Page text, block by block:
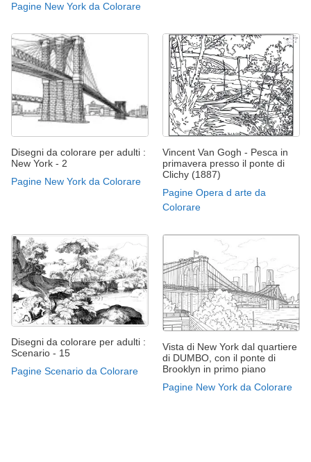
Pagine New York da Colorare
Disegni da colorare per adulti :
New York - 2
Pagine New York da Colorare
Vincent Van Gogh - Pesca in
primavera presso il ponte di
Clichy (1887)
Pagine Opera d arte da
Colorare
Disegni da colorare per adulti :
Scenario - 15
Pagine Scenario da Colorare
Vista di New York dal quartiere
di DUMBO, con il ponte di
Brooklyn in primo piano
Pagine New York da Colorare